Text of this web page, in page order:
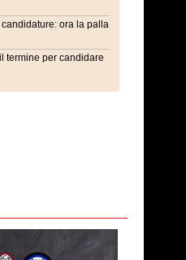
ora la palla
termine per candidare